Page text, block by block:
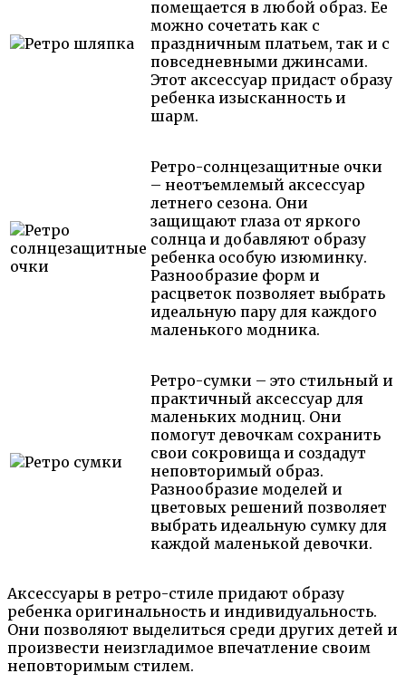
помещается в любой образ. Ее
можно сочетать как с
праздничным платьем, так и с
повседневными джинсами.
Этот аксессуар придаст образу
ребенка изысканность и
шарм.
Ретро-солнцезащитные очки
– неотъемлемый аксессуар
летнего сезона. Они
защищают глаза от яркого
солнца и добавляют образу
ребенка особую изюминку.
Разнообразие форм и
расцветок позволяет выбрать
идеальную пару для каждого
маленького модника.
Ретро-сумки – это стильный и
практичный аксессуар для
маленьких модниц. Они
помогут девочкам сохранить
свои сокровища и создадут
неповторимый образ.
Разнообразие моделей и
цветовых решений позволяет
выбрать идеальную сумку для
каждой маленькой девочки.
Аксессуары в ретро-стиле придают образу
ребенка оригинальность и индивидуальность.
Они позволяют выделиться среди других детей и
произвести неизгладимое впечатление своим
неповторимым стилем.